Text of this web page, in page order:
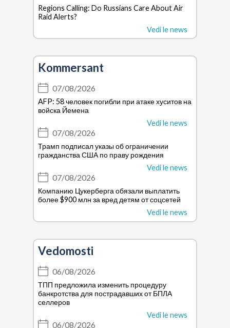
Regions Calling: Do Russians Care About Air
Raid Alerts?
Vedi le news
Kommersant
07/08/2026
AFP: 58 человек погибли при атаке хуситов на
войска Йемена
Vedi le news
07/08/2026
Трамп подписал указы об ограничении
гражданства США по праву рождения
Vedi le news
07/08/2026
Компанию Цукерберга обязали выплатить
более $900 млн за вред детям от соцсетей
Vedi le news
Vedomosti
06/08/2026
ТПП предложила изменить процедуру
банкротства для пострадавших от БПЛА
селлеров
Vedi le news
06/08/2026